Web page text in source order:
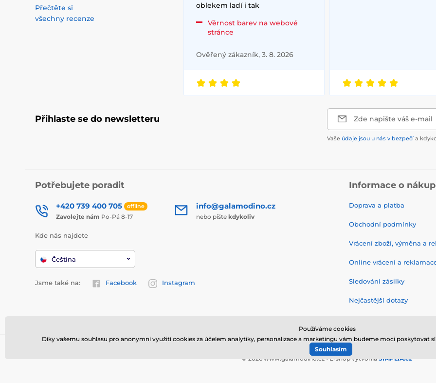
Přečtěte si
všechny recenze
oblekem ladí i tak
Věrnost barev na webové
stránce
Ověřený zákazník, 3. 8. 2026
Přihlaste se do newsletteru Zde napište váš e-mail
Vaše údaje jsou u nás v bezpečí a
Potřebujete poradit
+420 739 400 705 offline
Zavolejte nám Po-Pá 8-17
info@galamodino.cz
nebo pište kdykoliv
Kde nás najdete
Čeština
Jsme také na: Facebook Instagram
Informace o
Doprava a platba
Obchodní podmínky
Vrácení zboží, výměna a
Online vrácení a
Sledování zásilky
Nejčastější dotazy
© 2026 www.galamodino.cz ⦁ E-shop vytvořila SIMPLIA.cz
Používáme cookies
Díky vašemu souhlasu pro anonymní využití cookies za účelem analytiky, personalizace a marketingu vám budeme moci poskytovat
Souhlasím